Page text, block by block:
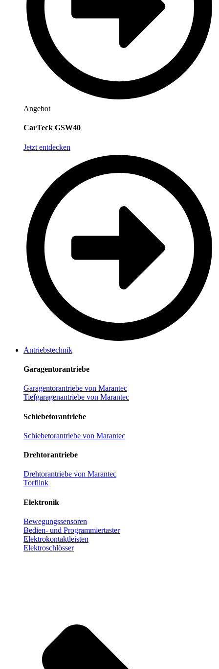
Angebot
CarTeck GSW40
Jetzt entdecken
Antriebstechnik
Garagentorantriebe
Garagentorantriebe von Marantec
Tiefgaragenantriebe von Marantec
Schiebetorantriebe
Schiebetorantriebe von Marantec
Drehtorantriebe
Drehtorantriebe von Marantec
Torflink
Elektronik
Bewegungssensoren
Bedien- und Programmiertaster
Elektrokontaktleisten
Elektroschlösser